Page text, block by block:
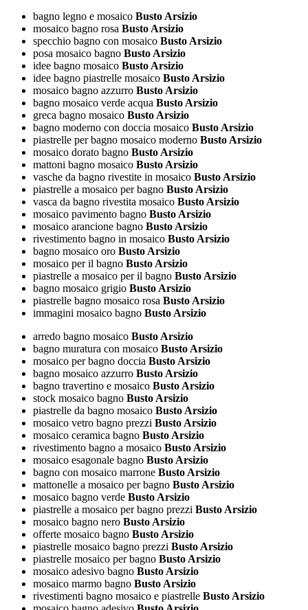
bagno legno e mosaico Busto Arsizio
mosaico bagno rosa Busto Arsizio
specchio bagno con mosaico Busto Arsizio
posa mosaico bagno Busto Arsizio
idee bagno mosaico Busto Arsizio
idee bagno piastrelle mosaico Busto Arsizio
mosaico bagno azzurro Busto Arsizio
bagno mosaico verde acqua Busto Arsizio
greca bagno mosaico Busto Arsizio
bagno moderno con doccia mosaico Busto Arsizio
piastrelle per bagno mosaico moderno Busto Arsizio
mosaico dorato bagno Busto Arsizio
mattoni bagno mosaico Busto Arsizio
vasche da bagno rivestite in mosaico Busto Arsizio
piastrelle a mosaico per bagno Busto Arsizio
vasca da bagno rivestita mosaico Busto Arsizio
mosaico pavimento bagno Busto Arsizio
mosaico arancione bagno Busto Arsizio
rivestimento bagno in mosaico Busto Arsizio
bagno mosaico oro Busto Arsizio
mosaico per il bagno Busto Arsizio
piastrelle a mosaico per il bagno Busto Arsizio
bagno mosaico grigio Busto Arsizio
piastrelle bagno mosaico rosa Busto Arsizio
immagini mosaico bagno Busto Arsizio
arredo bagno mosaico Busto Arsizio
bagno muratura con mosaico Busto Arsizio
mosaico per bagno doccia Busto Arsizio
bagno mosaico azzurro Busto Arsizio
bagno travertino e mosaico Busto Arsizio
stock mosaico bagno Busto Arsizio
piastrelle da bagno mosaico Busto Arsizio
mosaico vetro bagno prezzi Busto Arsizio
mosaico ceramica bagno Busto Arsizio
rivestimento bagno a mosaico Busto Arsizio
mosaico esagonale bagno Busto Arsizio
bagno con mosaico marrone Busto Arsizio
mattonelle a mosaico per bagno Busto Arsizio
mosaico bagno verde Busto Arsizio
piastrelle a mosaico per bagno prezzi Busto Arsizio
mosaico bagno nero Busto Arsizio
offerte mosaico bagno Busto Arsizio
piastrelle mosaico bagno prezzi Busto Arsizio
piastrelle mosaico per bagno Busto Arsizio
mosaico adesivo bagno Busto Arsizio
mosaico marmo bagno Busto Arsizio
rivestimenti bagno mosaico e piastrelle Busto Arsizio